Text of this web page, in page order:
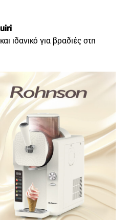
ιδανικό για βραδιές στη